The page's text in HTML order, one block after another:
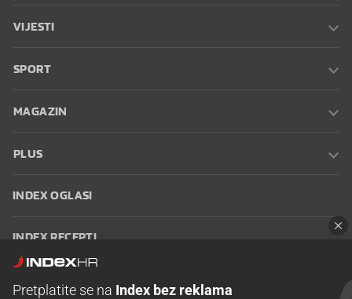
VIJESTI
SPORT
MAGAZIN
PLUS
INDEX OGLASI
INDEX RECEPTI
Pretplatite se na Index bez reklama